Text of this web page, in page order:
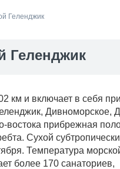
Геленджик
Геленджик
км и включает в себя
Дивноморское,
востока прибрежная
Сухой
Температура
более 170 санаториев,